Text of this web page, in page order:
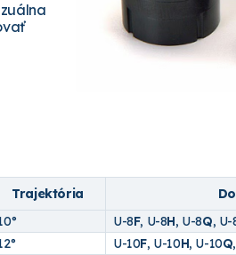
Trajektória
U-8F, U-8H, U-8Q, U-
U-10F, U-10H, U-10Q